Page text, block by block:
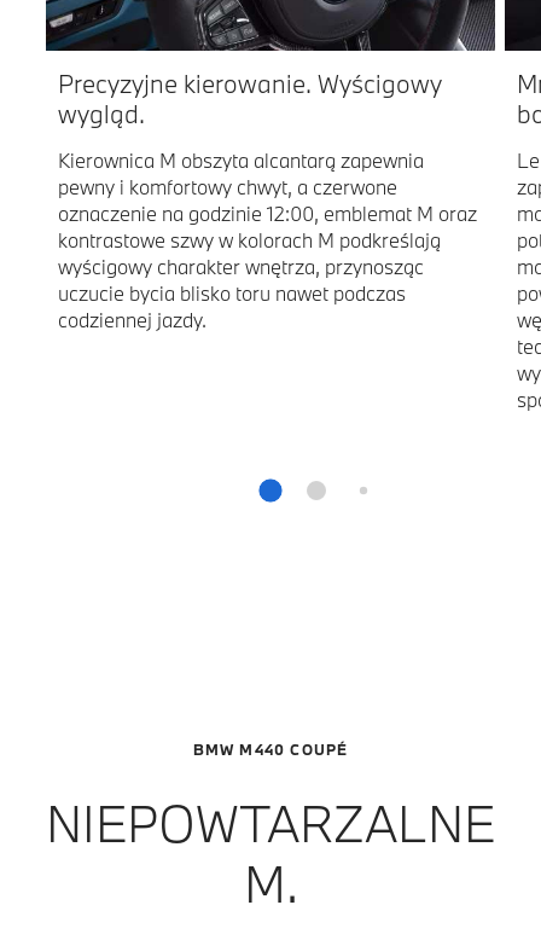
Precyzyjne kierowanie. Wyścigowy
wygląd.
Kierownica M obszyta alcantarą zapewnia
pewny i komfortowy chwyt, a czerwone
oznaczenie na godzinie 12:00, emblemat M oraz
kontrastowe szwy w kolorach M podkreślają
wyścigowy charakter wnętrza, przynosząc
uczucie bycia blisko toru nawet podczas
codziennej jazdy.
BMW M440 COUPÉ
NIEPOWTARZALNE
M.